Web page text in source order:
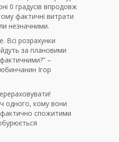
0 градусів впродовж
фактичні витрати
незначними.
Всі розрахунки
за плановими
–
Ігор
одного, кому вони
спожитими